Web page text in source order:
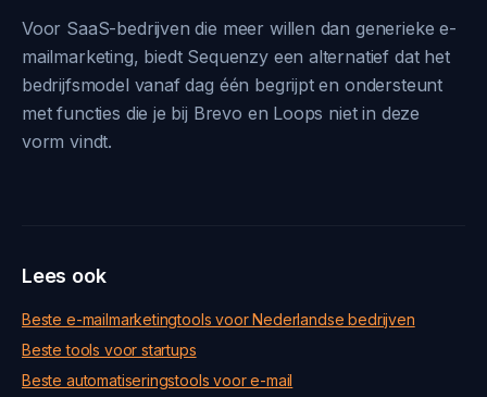
Voor SaaS-bedrijven die meer willen dan generieke e-
mailmarketing, biedt Sequenzy een alternatief dat het
bedrijfsmodel vanaf dag één begrijpt en ondersteunt
met functies die je bij Brevo en Loops niet in deze
vorm vindt.
Lees ook
Beste e-mailmarketingtools voor Nederlandse bedrijven
Beste tools voor startups
Beste automatiseringstools voor e-mail